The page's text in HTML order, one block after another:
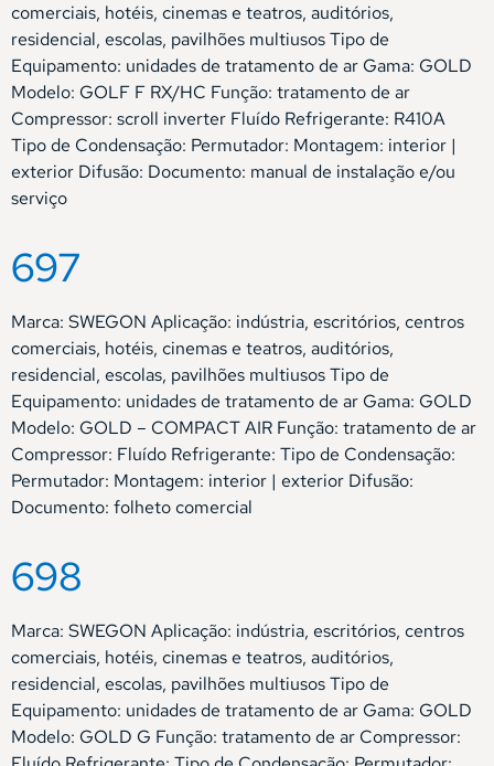
comerciais, hotéis, cinemas e teatros, auditórios,
residencial, escolas, pavilhões multiusos Tipo de
Equipamento: unidades de tratamento de ar Gama: GOLD
Modelo: GOLF F RX/HC Função: tratamento de ar
Compressor: scroll inverter Fluído Refrigerante: R410A
Tipo de Condensação: Permutador: Montagem: interior |
exterior Difusão: Documento: manual de instalação e/ou
serviço
697
Marca: SWEGON Aplicação: indústria, escritórios, centros
comerciais, hotéis, cinemas e teatros, auditórios,
residencial, escolas, pavilhões multiusos Tipo de
Equipamento: unidades de tratamento de ar Gama: GOLD
Modelo: GOLD – COMPACT AIR Função: tratamento de ar
Compressor: Fluído Refrigerante: Tipo de Condensação:
Permutador: Montagem: interior | exterior Difusão:
Documento: folheto comercial
698
Marca: SWEGON Aplicação: indústria, escritórios, centros
comerciais, hotéis, cinemas e teatros, auditórios,
residencial, escolas, pavilhões multiusos Tipo de
Equipamento: unidades de tratamento de ar Gama: GOLD
Modelo: GOLD G Função: tratamento de ar Compressor: